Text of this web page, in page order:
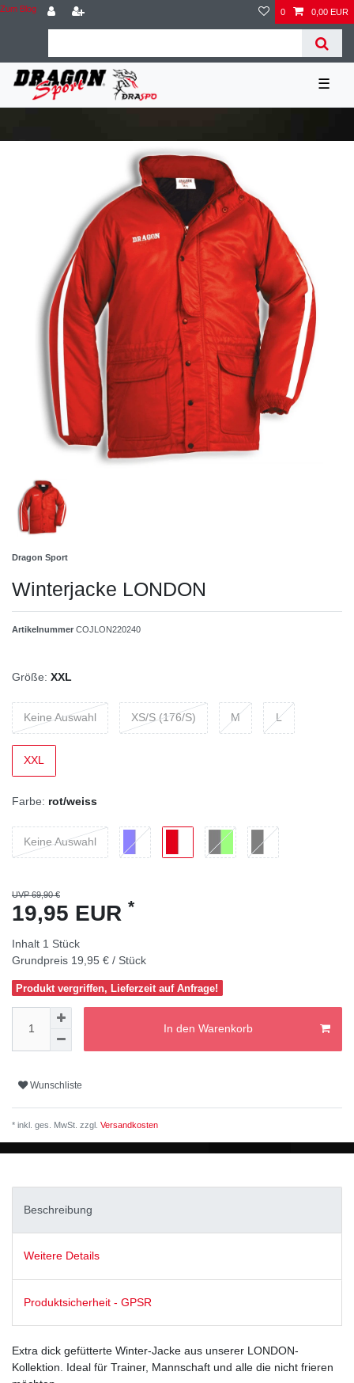
Zum Blog 0 0,00 EUR
☰
Dragon Sport
Winterjacke LONDON
Artikelnummer COJLON220240
Größe: XXL
Keine Auswahl XS/S (176/S) M L
XXL
Farbe: rot/weiss
Keine Auswahl
UVP 69,90 €
19,95 EUR *
Inhalt 1 Stück
Grundpreis 19,95 € / Stück
Produkt vergriffen, Lieferzeit auf Anfrage!
In den Warenkorb
Wunschliste
* inkl. ges. MwSt. zzgl. Versandkosten
Beschreibung
Weitere Details
Produktsicherheit - GPSR
Extra dick gefütterte Winter-Jacke aus unserer LONDON-
Kollektion. Ideal für Trainer, Mannschaft und alle die nicht frieren